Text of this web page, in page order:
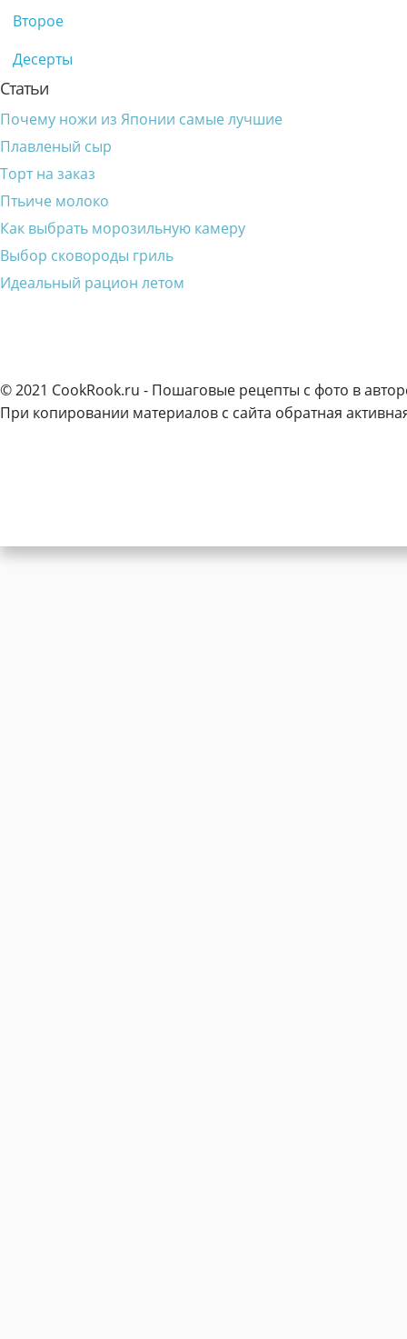
Второе
Десерты
Статьи
Почему ножи из Японии самые лучшие
Плавленый сыр
Торт на заказ
Птьиче молоко
Как выбрать морозильную камеру
Выбор сковороды гриль
Идеальный рацион летом
© 2021 CookRook.ru - Пошаговые рецепты с фото в
При копировании материалов с сайта обратная